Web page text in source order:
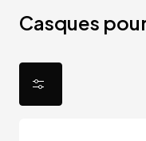
Casques